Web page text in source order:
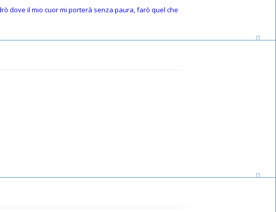
dove il mio cuor mi porterà senza paura, farò quel che